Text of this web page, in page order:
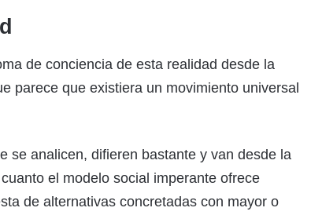
de conciencia de esta realidad desde la
parece que existiera un movimiento universal
se analicen, difieren bastante y van desde la
el modelo social imperante ofrece
de alternativas concretadas con mayor o